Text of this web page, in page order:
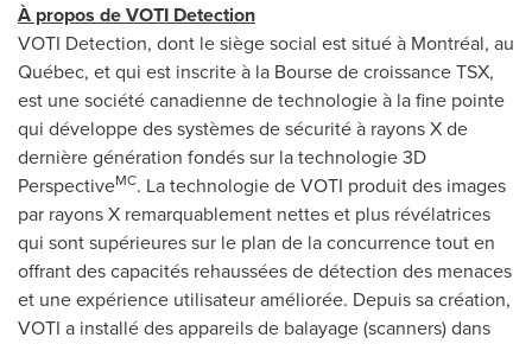
À propos de VOTI Detection
VOTI Detection, dont le siège social est situé à Montréal, au
Québec, et qui est inscrite à la Bourse de croissance TSX,
est une société canadienne de technologie à la fine pointe
qui développe des systèmes de sécurité à rayons X de
dernière génération fondés sur la technologie 3D
PerspectiveMC. La technologie de VOTI produit des images
par rayons X remarquablement nettes et plus révélatrices
qui sont supérieures sur le plan de la concurrence tout en
offrant des capacités rehaussées de détection des menaces
et une expérience utilisateur améliorée. Depuis sa création,
VOTI a installé des appareils de balayage (scanners) dans